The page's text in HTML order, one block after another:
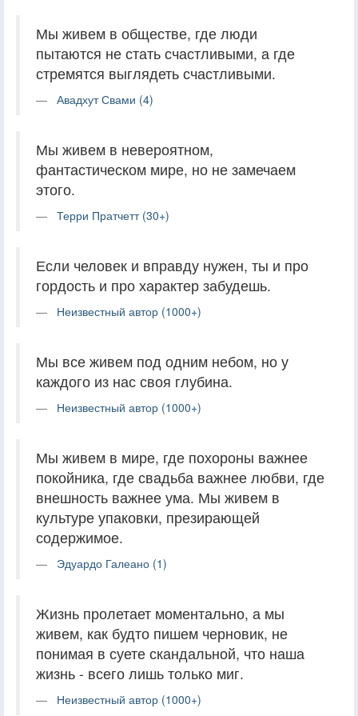
Мы живем в обществе, где люди
пытаются не стать счастливыми, а где
стремятся выглядеть счастливыми.
Авадхут Свами (4)
Мы живем в невероятном,
фантастическом мире, но не замечаем
этого.
Терри Пратчетт (30+)
Если человек и вправду нужен, ты и про
гордость и про характер забудешь.
Неизвестный автор (1000+)
Мы все живем под одним небом, но у
каждого из нас своя глубина.
Неизвестный автор (1000+)
Мы живем в мире, где похороны важнее
покойника, где свадьба важнее любви, где
внешность важнее ума. Мы живем в
культуре упаковки, презирающей
содержимое.
Эдуардо Галеано (1)
Жизнь пролетает моментально, а мы
живем, как будто пишем черновик, не
понимая в суете скандальной, что наша
жизнь - всего лишь только миг.
Неизвестный автор (1000+)